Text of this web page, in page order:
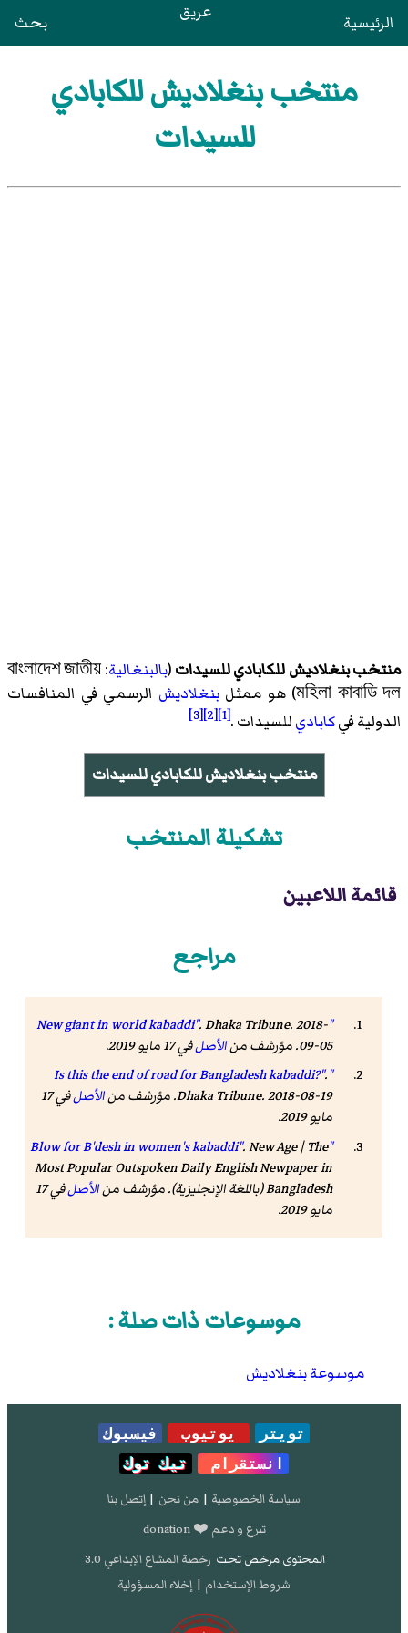
الرئيسية عريق بحث
منتخب بنغلاديش للكابادي
للسيدات
منتخب بنغلاديش للكابادي للسيدات(بالبنغالية:
বাংলাদেশ জাতীয়
মহিলা কাবাডি দল)‏ هو ممثلبنغلاديش الرسمي في المنافسات
الدولية فيكاباديللسيدات .[1]
[2]
[3]
منتخب بنغلاديش للكابادي للسيدات
تشكيلة المنتخب
قائمة اللاعبين
مراجع
"New giant in world kabaddi"
.Dhaka Tribune. 2018-
09-05. مؤرشف من
الأصلفي 17 مايو 2019
.
"Is this the end of road for Bangladesh kabaddi?"
.
Dhaka Tribune. 2018-08-19. مؤرشف من الأصل
في 17
مايو 2019
.
"Blow for B'desh in women's kabaddi"
.New Age | The
Most Popular Outspoken Daily English Newpaper in
Bangladesh(باللغة الإنجليزية). مؤرشف منالأصل
في 17
مايو 2019
.
موسوعات ذات صلة :
موسوعة بنغلاديش
تويتر يوتيوب
فيسبوك
انستقرام
تيك توك
سياسة الخصوصية | من نحن | إتصل بنا
تبرع و دعم ❤️ donation
المحتوى مرخص تحت رخصة المشاع الإبداعي 3.0
شروط الإستخدام | إخلاء المسؤولية